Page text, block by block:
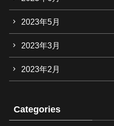
2023年5月
2023年3月
2023年2月
Categories